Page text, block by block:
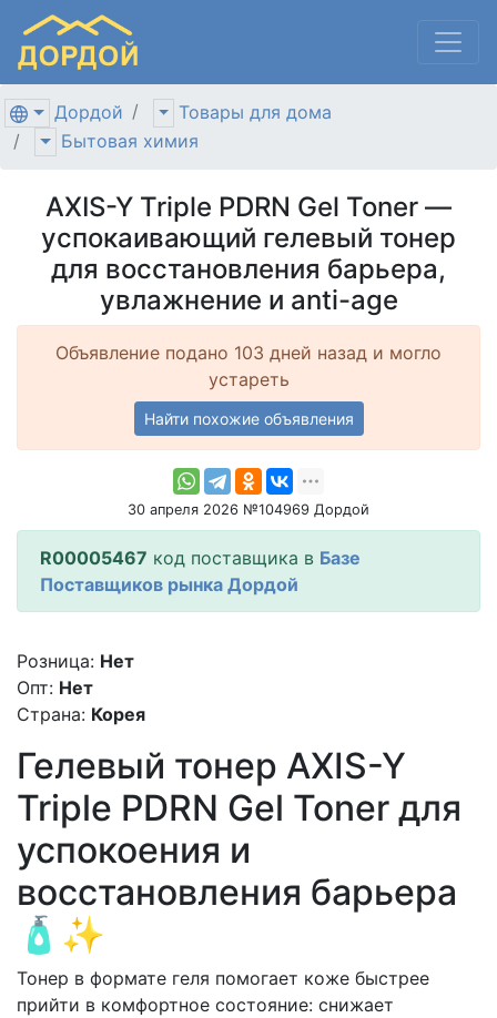
Дордой
Товары для дома
Бытовая химия
AXIS-Y Triple PDRN Gel Toner —
успокаивающий гелевый тонер
для восстановления барьера,
увлажнение и anti-age
Объявление подано 103 дней назад и могло
устареть
Найти похожие объявления
30 апреля 2026 №104969 Дордой
R00005467 код поставщика в Базе
Поставщиков рынка Дордой
Розница: Нет
Опт: Нет
Страна: Корея
Гелевый тонер AXIS-Y
Triple PDRN Gel Toner для
успокоения и
восстановления барьера
🧴✨
Тонер в формате геля помогает коже быстрее
прийти в комфортное состояние: снижает